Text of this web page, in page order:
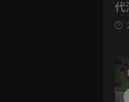
代
與